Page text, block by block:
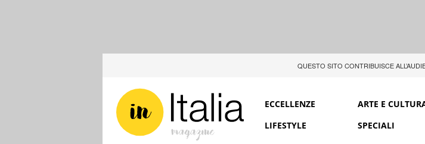
QUESTO SITO CONTRIBUISCE
ECCELLENZE ARTE E
LIFESTYLE
SPECIALI